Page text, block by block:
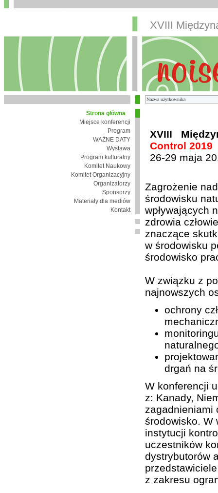
XVIII
Strona główna
Miejsce konferencji
Program
WAŻNE DATY
Wystawa
Program kulturalny
Komitet Naukowy
Komitet Organizacyjny
Organizatorzy
Sponsorzy
Materiały dla mediów
Kontakt
XVIII
Control 2019
26-29 maja
Zagrożenie
środowisku
wpływających
zdrowia
znaczące
w środowisku
środowisko
W związku z
najnowszych
ochrony
drgań na
W konferencji
z: Kanady,
zagadnieniami
środowisko. W
instytucji
uczestników
dystrybutorów
z zakresu